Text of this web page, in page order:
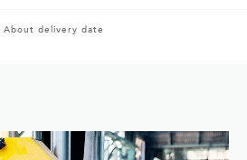
About delivery date